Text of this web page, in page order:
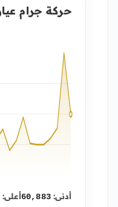
أدنى:60,883أعلى: